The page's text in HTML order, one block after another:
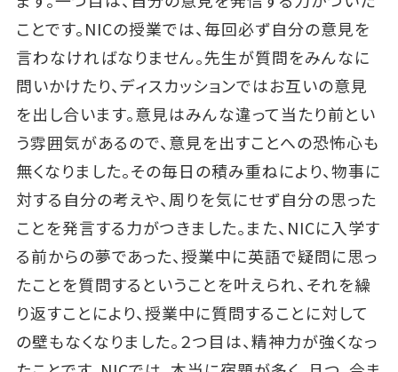
ことです。NICの授業では、毎回必ず自分の意見を
言わなければなりません。先生が質問をみんなに
問いかけたり、ディスカッションではお互いの意見
を出し合います。意見はみんな違って当たり前とい
う雰囲気があるので、意見を出すことへの恐怖心も
無くなりました。その毎日の積み重ねにより、物事に
対する自分の考えや、周りを気にせず自分の思った
ことを発言する力がつきました。また、NICに入学す
る前からの夢であった、授業中に英語で疑問に思っ
たことを質問するということを叶えられ、それを繰
り返すことにより、授業中に質問することに対して
の壁もなくなりました。２つ目は、精神力が強くなっ